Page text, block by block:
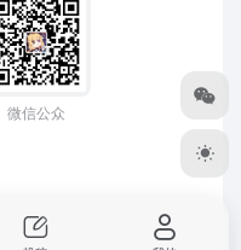
微信公众